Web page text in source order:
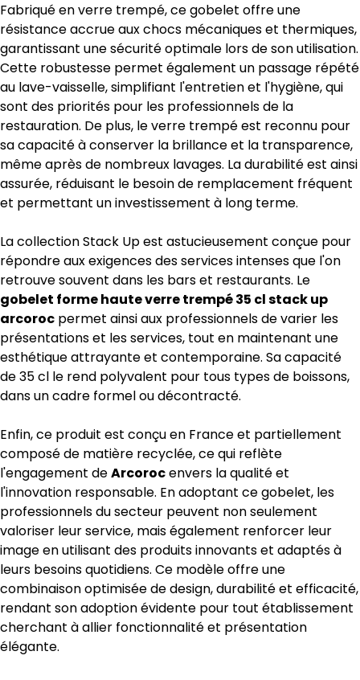
Fabriqué en verre trempé, ce gobelet offre une
résistance accrue aux chocs mécaniques et thermiques,
garantissant une sécurité optimale lors de son utilisation.
Cette robustesse permet également un passage répété
au lave-vaisselle, simplifiant l'entretien et l'hygiène, qui
sont des priorités pour les professionnels de la
restauration. De plus, le verre trempé est reconnu pour
sa capacité à conserver la brillance et la transparence,
même après de nombreux lavages. La durabilité est ainsi
assurée, réduisant le besoin de remplacement fréquent
et permettant un investissement à long terme.
La collection Stack Up est astucieusement conçue pour
répondre aux exigences des services intenses que l'on
retrouve souvent dans les bars et restaurants. Le
gobelet forme haute verre trempé 35 cl stack up
arcoroc permet ainsi aux professionnels de varier les
présentations et les services, tout en maintenant une
esthétique attrayante et contemporaine. Sa capacité
de 35 cl le rend polyvalent pour tous types de boissons,
dans un cadre formel ou décontracté.
Enfin, ce produit est conçu en France et partiellement
composé de matière recyclée, ce qui reflète
l'engagement deArcorocenvers la qualité et
l'innovation responsable. En adoptant ce gobelet, les
professionnels du secteur peuvent non seulement
valoriser leur service, mais également renforcer leur
image en utilisant des produits innovants et adaptés à
leurs besoins quotidiens. Ce modèle offre une
combinaison optimisée de design, durabilité et efficacité,
rendant son adoption évidente pour tout établissement
cherchant à allier fonctionnalité et présentation
élégante.